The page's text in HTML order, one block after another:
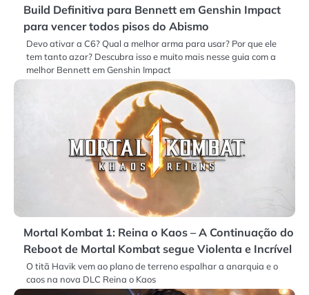
Build Definitiva para Bennett em Genshin Impact
para vencer todos pisos do Abismo
Devo ativar a C6? Qual a melhor arma para usar? Por que ele
tem tanto azar? Descubra isso e muito mais nesse guia com a
melhor Bennett em Genshin Impact
Mortal Kombat 1: Reina o Kaos – A Continuação do
Reboot de Mortal Kombat segue Violenta e Incrível
O titã Havik vem ao plano de terreno espalhar a anarquia e o
caos na nova DLC Reina o Kaos